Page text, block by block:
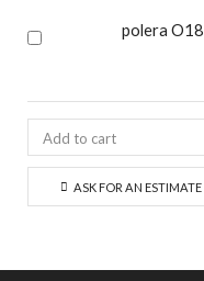
polera O18
ASK FOR AN ESTIMATE